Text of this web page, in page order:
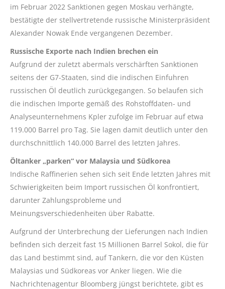
im Februar 2022 Sanktionen gegen Moskau verhängte,
bestätigte der stellvertretende russische Ministerpräsident
Alexander Nowak Ende vergangenen Dezember.
Russische Exporte nach Indien brechen ein
Aufgrund der zuletzt abermals verschärften Sanktionen
seitens der G7-Staaten, sind die indischen Einfuhren
russischen Öl deutlich zurückgegangen. So belaufen sich
die indischen Importe gemäß des Rohstoffdaten- und
Analyseunternehmens Kpler zufolge im Februar auf etwa
119.000 Barrel pro Tag. Sie lagen damit deutlich unter den
durchschnittlich 140.000 Barrel des letzten Jahres.
Öltanker „parken“ vor Malaysia und Südkorea
Indische Raffinerien sehen sich seit Ende letzten Jahres mit
Schwierigkeiten beim Import russischen Öl konfrontiert,
darunter Zahlungsprobleme und
Meinungsverschiedenheiten über Rabatte.
Aufgrund der Unterbrechung der Lieferungen nach Indien
befinden sich derzeit fast 15 Millionen Barrel Sokol, die für
das Land bestimmt sind, auf Tankern, die vor den Küsten
Malaysias und Südkoreas vor Anker liegen. Wie die
Nachrichtenagentur Bloomberg jüngst berichtete, gibt es